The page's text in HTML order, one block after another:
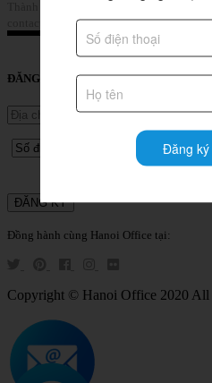
contact@hanoioffice.vn
ĐĂNG KÝ TƯ VẤN DỊCH VỤ
Đồng hành cùng Hanoi Office tại:
Copyright © Hanoi Office 2020 All
Đăng ký